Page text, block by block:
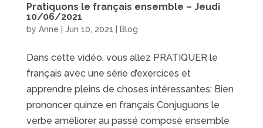
Pratiquons le français ensemble – Jeudi
10/06/2021
by Anne Jun 10, 2021 Blog
Dans cette vidéo, vous allez PRATIQUER le
français avec une série d’exercices et
apprendre pleins de choses intéressantes: Bien
prononcer quinze en français Conjuguons le
verbe améliorer au passé composé ensemble